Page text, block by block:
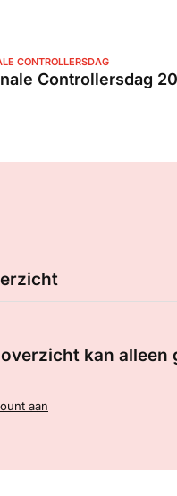
CONTROLLERSDAG
Controllersdag
kan alleen
aan